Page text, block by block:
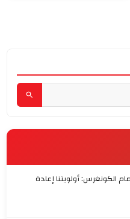
وارش في أول شهادة أمام الكونغرس: أولويتنا إعادة